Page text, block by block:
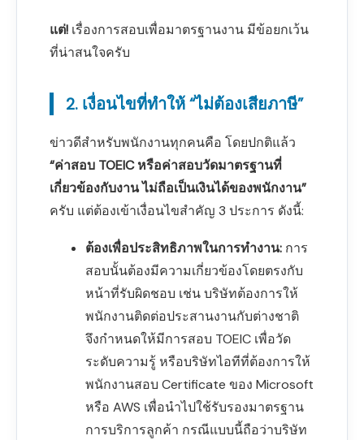
แต่! เรื่องการสอบเพื่อมาตรฐานงาน มีข้อยกเว้น
ที่น่าสนใจครับ
2. เงื่อนไขที่ทำให้ “ไม่ต้องเสียภาษี”
ข่าวดีสำหรับพนักงานทุกคนคือ โดยปกติแล้ว
“ค่าสอบ TOEIC หรือค่าสอบวัดมาตรฐานที่
เกี่ยวข้องกับงาน ไม่ถือเป็นเงินได้ของพนักงาน”
ครับ แต่ต้องเข้าเงื่อนไขสำคัญ 3 ประการ ดังนี้:
ต้องเพื่อประสิทธิภาพในการทำงาน:การ
สอบนั้นต้องมีความเกี่ยวข้องโดยตรงกับ
หน้าที่รับผิดชอบ เช่น บริษัทต้องการให้
พนักงานติดต่อประสานงานกับต่างชาติ
จึงกำหนดให้มีการสอบ TOEIC เพื่อวัด
ระดับความรู้ หรือบริษัทไอทีที่ต้องการให้
พนักงานสอบ Certificate ของ Microsoft
หรือ AWS เพื่อนำไปใช้รับรองมาตรฐาน
การบริการลูกค้า กรณีแบบนี้ถือว่าบริษัท